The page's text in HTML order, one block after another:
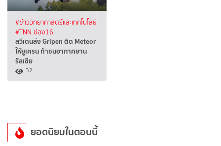
#ข่าววิทยาศาสตร์และเทคโนโลยี
#TNN ช่อง16
สวีเดนส่ง Gripen ติด Meteor
ให้ยูเครน ท้าชนอากาศยาน
รัสเซีย
32
ยอดนิยมในตอนนี้